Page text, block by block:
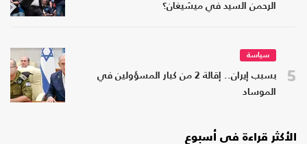
الرحمن السيد في ميشيغان؟
5
سياسة
بسبب إيران.. إقالة 2 من كبار المسؤولين في
الموساد
الأكثر قراءة في أسبوع